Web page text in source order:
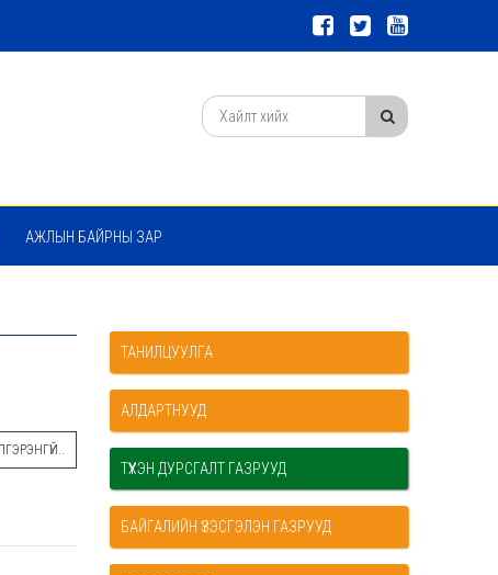
АЖЛЫН БАЙРНЫ ЗАР
ТАНИЛЦУУЛГА
АЛДАРТНУУД
ТҮҮХЭН ДУРСГАЛТ ГАЗРУУД
БАЙГАЛИЙН ҮЗЭСГЭЛЭН ГАЗРУУД